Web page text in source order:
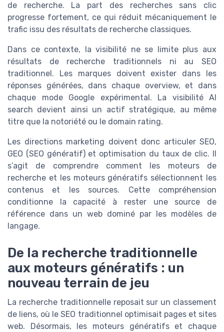
de recherche. La part des recherches sans clic
progresse fortement, ce qui réduit mécaniquement le
trafic issu des résultats de recherche classiques.
Dans ce contexte, la visibilité ne se limite plus aux
résultats de recherche traditionnels ni au SEO
traditionnel. Les marques doivent exister dans les
réponses générées, dans chaque overview, et dans
chaque mode Google expérimental. La visibilité AI
search devient ainsi un actif stratégique, au même
titre que la notoriété ou le domain rating.
Les directions marketing doivent donc articuler SEO,
GEO (SEO génératif) et optimisation du taux de clic. Il
s’agit de comprendre comment les moteurs de
recherche et les moteurs génératifs sélectionnent les
contenus et les sources. Cette compréhension
conditionne la capacité à rester une source de
référence dans un web dominé par les modèles de
langage.
De la recherche traditionnelle
aux moteurs génératifs : un
nouveau terrain de jeu
La recherche traditionnelle reposait sur un classement
de liens, où le SEO traditionnel optimisait pages et sites
web. Désormais, les moteurs génératifs et chaque